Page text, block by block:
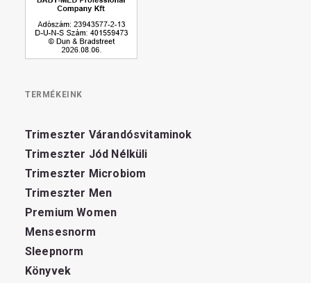
TERMÉKEINK
Trimeszter Várandósvitaminok
Trimeszter Jód Nélküli
Trimeszter Microbiom
Trimeszter Men
Premium Women
Mensesnorm
Sleepnorm
Könyvek